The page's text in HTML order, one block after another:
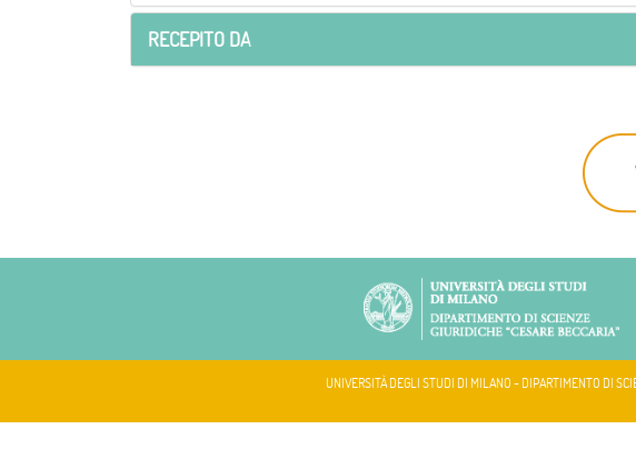
RECEPITO DA
UNIVERSITÀ DEGLI STUDI DI MILANO - DIPARTIMENTO DI